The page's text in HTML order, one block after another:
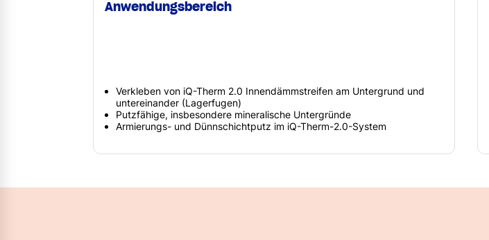
Anwendungsbereich
Verkleben von iQ-Therm 2.0 Innendämmstreifen am Untergrund und
untereinander (Lagerfugen)
Putzfähige, insbesondere mineralische Untergründe
Armierungs- und Dünnschichtputz im iQ-Therm-2.0-System